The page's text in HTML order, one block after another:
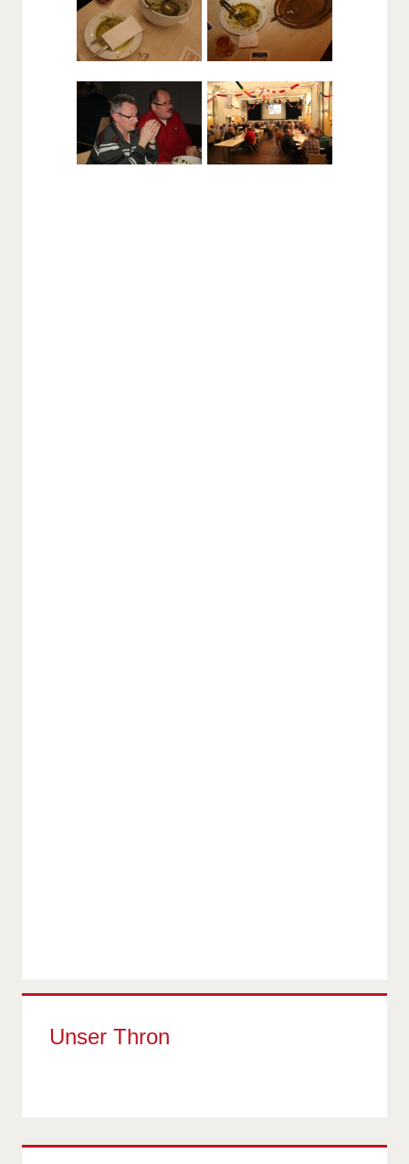
Unser Thron